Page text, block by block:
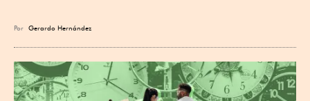
Por Gerardo Hernández